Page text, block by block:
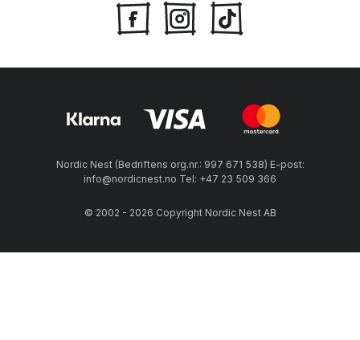
Nordic Nest (Bedriftens org.nr.: 997 671 538) E-post:
info@nordicnest.no Tel: +47 23 509 366
© 2002 - 2026 Copyright Nordic Nest AB